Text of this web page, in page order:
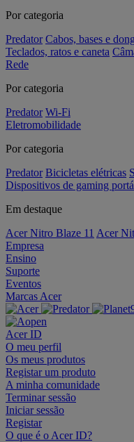
Por categoria
Predator Cabos, bases e
Teclados, ratos e caneta
Rede
Por categoria
Predator Wi-Fi
Eletromobilidade
Por categoria
Predator Bicicletas elétricas
Dispositivos de gaming
Em destaque
Acer Nitro Blaze 11 Acer
Empresa
Ensino
Suporte
Eventos
Marcas Acer
Acer ID
O meu perfil
Os meus produtos
Registar um produto
A minha comunidade
Terminar sessão
Iniciar sessão
Registar
O que é o Acer ID?